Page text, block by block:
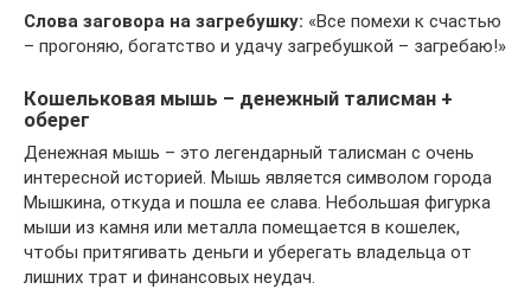
Слова заговора на загребушку: «Все помехи к счастью
– прогоняю, богатство и удачу загребушкой – загребаю!»
Кошельковая мышь – денежный талисман +
оберег
Денежная мышь – это легендарный талисман с очень
интересной историей. Мышь является символом города
Мышкина, откуда и пошла ее слава. Небольшая фигурка
мыши из камня или металла помещается в кошелек,
чтобы притягивать деньги и уберегать владельца от
лишних трат и финансовых неудач.